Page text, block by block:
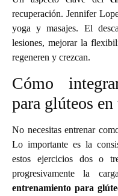
recuperación. Jennifer
yoga y masajes. El
lesiones, mejorar la
regeneren y crezcan.
Cómo
para glúteos
No necesitas entrenar
Lo importante es la
estos ejercicios dos o
progresivamente la
entrenamiento para